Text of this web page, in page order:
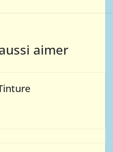
aimer